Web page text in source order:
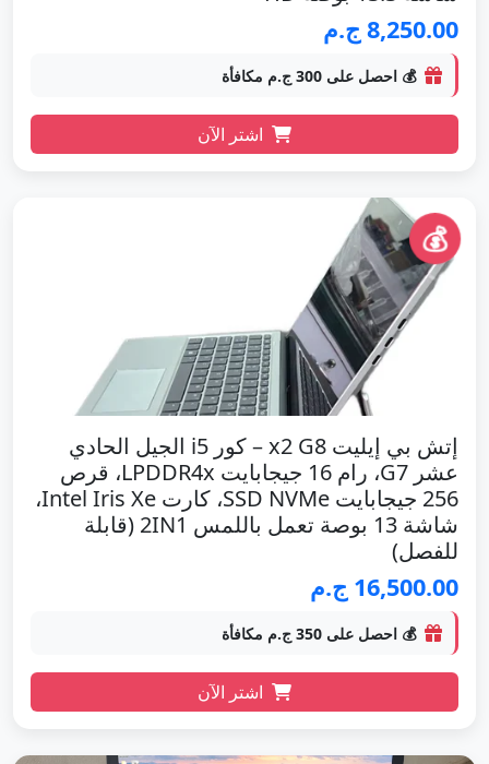
8,250.00 ج.م
💰 احصل على 300 ج.م مكافأة
اشتر الآن
💰
إتش بي إيليت x2 G8 – كور i5 الجيل الحادي
عشر G7، رام 16 جيجابايت LPDDR4x، قرص
256 جيجابايت SSD NVMe، كارت Intel Iris Xe،
شاشة 13 بوصة تعمل باللمس 2IN1 (قابلة
للفصل)
16,500.00 ج.م
💰 احصل على 350 ج.م مكافأة
اشتر الآن